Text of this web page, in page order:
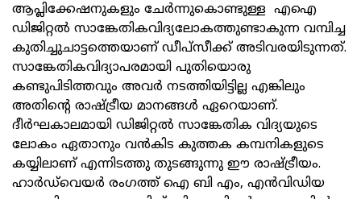
ആപ്ലിക്കേഷനുകളും ചേർന്നുകൊണ്ടുള്ള എഐ
ഡിജിറ്റൽ സാങ്കേതികവിദ്യലോകത്തുണ്ടാകുന്ന വമ്പിച്ച
കുതിച്ചുചാട്ടത്തെയാണ് ഡീപ്‌സീക്ക് അടിവരയിടുന്നത്.
സാങ്കേതികവിദ്യാപരമായി പുതിയൊരു
കണ്ടുപിടിത്തവും അവർ നടത്തിയിട്ടില്ല എങ്കിലും
അതിന്റെ രാഷ്ട്രീയ മാനങ്ങൾ ഏറെയാണ്.
ദീർഘകാലമായി ഡിജിറ്റൽ സാങ്കേതിക വിദ്യയുടെ
ലോകം ഏതാനും വൻകിട കുത്തക കമ്പനികളുടെ
കയ്യിലാണ് എന്നിടത്തു തുടങ്ങുന്നു ഈ രാഷ്ട്രീയം.
ഹാർഡ്‌വെയർ രംഗത്ത് ഐ ബി എം, എൻവിഡിയ